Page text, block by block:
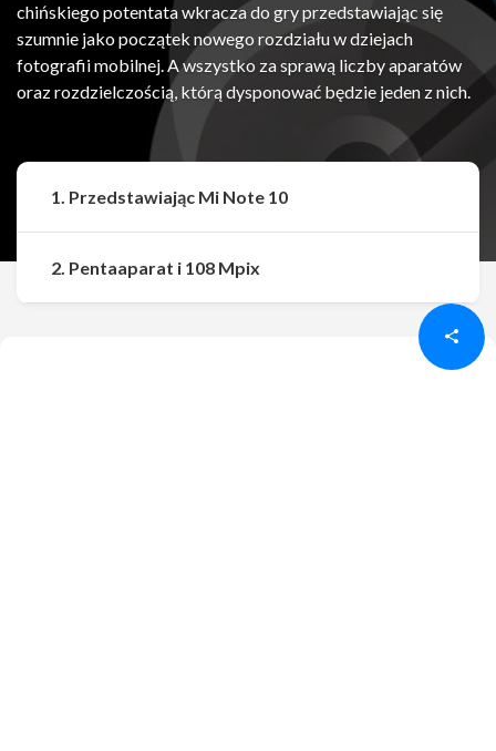
chińskiego potentata wkracza do gry przedstawiając się
szumnie jako początek nowego rozdziału w dziejach
fotografii mobilnej. A wszystko za sprawą liczby aparatów
oraz rozdzielczością, którą dysponować będzie jeden z nich.
Udostępnij
1. Przedstawiając Mi Note 10
2. Pentaaparat i 108 Mpix